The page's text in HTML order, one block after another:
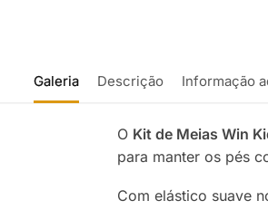
Galeria Descrição Informação
O Kit de Meias Win
para manter os pés
Com elástico suave